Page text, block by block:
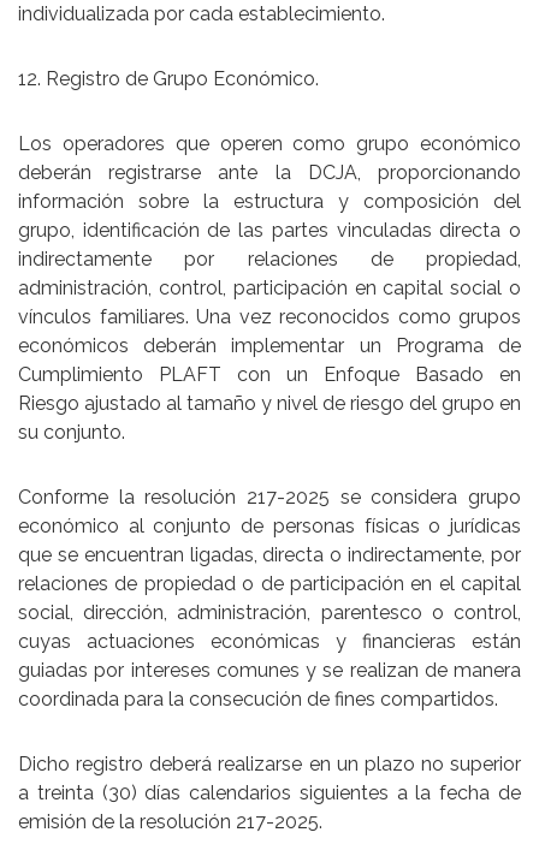
individualizada por cada establecimiento.
12. Registro de Grupo Económico.
Los operadores que operen como grupo económico
deberán registrarse ante la DCJA, proporcionando
información sobre la estructura y composición del
grupo, identificación de las partes vinculadas directa o
indirectamente por relaciones de propiedad,
administración, control, participación en capital social o
vínculos familiares. Una vez reconocidos como grupos
económicos deberán implementar un Programa de
Cumplimiento PLAFT con un Enfoque Basado en
Riesgo ajustado al tamaño y nivel de riesgo del grupo en
su conjunto.
Conforme la resolución 217-2025 se considera grupo
económico al conjunto de personas físicas o jurídicas
que se encuentran ligadas, directa o indirectamente, por
relaciones de propiedad o de participación en el capital
social, dirección, administración, parentesco o control,
cuyas actuaciones económicas y financieras están
guiadas por intereses comunes y se realizan de manera
coordinada para la consecución de fines compartidos.
Dicho registro deberá realizarse en un plazo no superior
a treinta (30) días calendarios siguientes a la fecha de
emisión de la resolución 217-2025.